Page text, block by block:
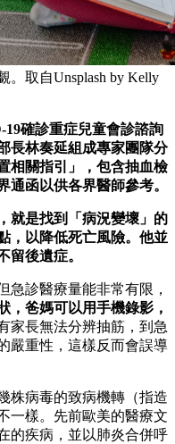
。取自Unsplash by Kelly
確診重症兒童會診諮詢
長林奏延組成專家團隊分
相關指引」，包含抽血檢
通函以供各界醫師參考。
就是找到「病況變壞」的
，以降低死亡風險。他並
留後遺症。
急診醫療量能非常有限，
，爸媽可以用手機錄影，
家長無法分辨抽筋，到急
嚴重性，這樣反而會誤導
株病毒的致病機轉（指造
一樣。先前歐美的醫療文
的疾病，並以肺炎合併呼